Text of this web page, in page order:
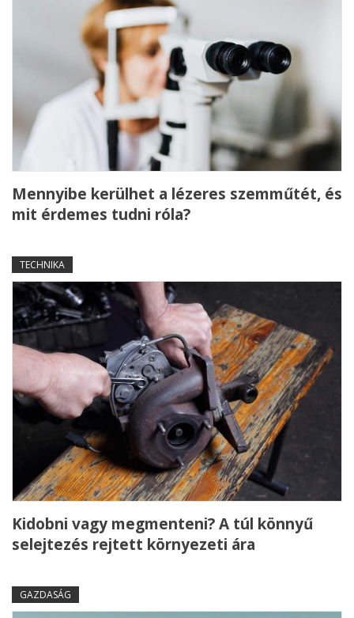
Mennyibe kerülhet a lézeres szemműtét, és
mit érdemes tudni róla?
TECHNIKA
Kidobni vagy megmenteni? A túl könnyű
selejtezés rejtett környezeti ára
GAZDASÁG